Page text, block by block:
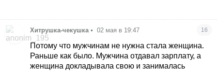
Хитрушка-чекушка • 02 мая в 19:47 16
Потому что мужчинам не нужна стала женщина.
Раньше как было. Мужчина отдавал зарплату, а
женщина докладывала свою и занималась